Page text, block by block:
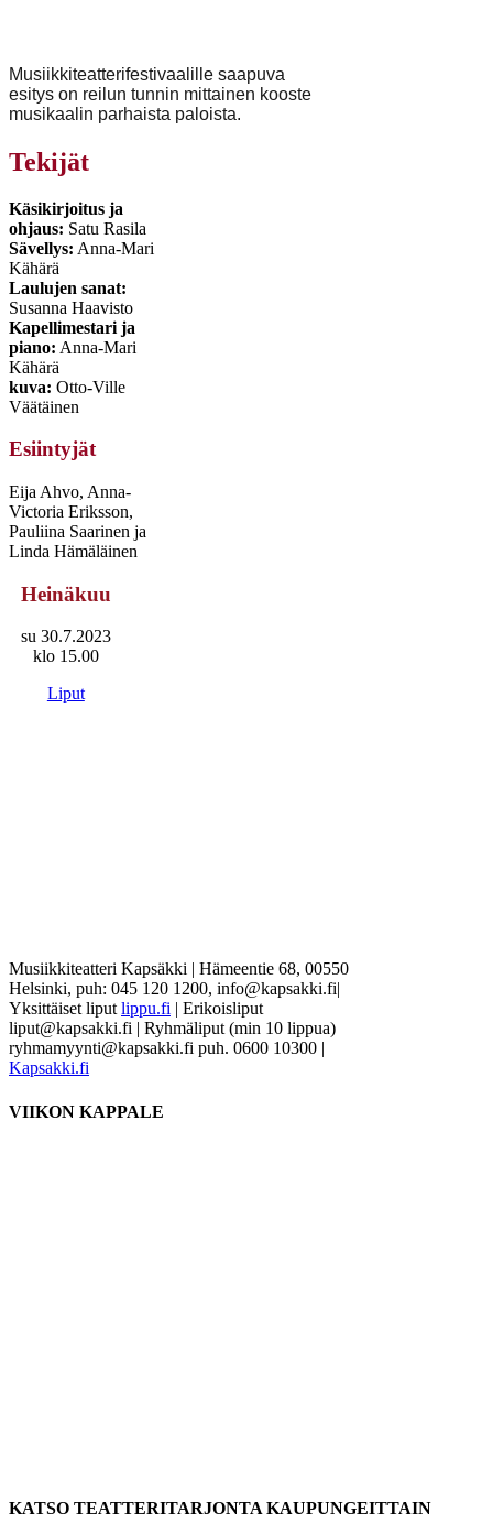
Musiikkiteatterifestivaalille saapuva
esitys on reilun tunnin mittainen kooste
musikaalin parhaista paloista.
Tekijät
Käsikirjoitus ja
ohjaus: Satu Rasila
Sävellys: Anna-Mari
Kähärä
Laulujen sanat:
Susanna Haavisto
Kapellimestari ja
piano: Anna-Mari
Kähärä
kuva: Otto-Ville
Väätäinen
Esiintyjät
Eija Ahvo, Anna-
Victoria Eriksson,
Pauliina Saarinen ja
Linda Hämäläinen
Heinäkuu
su 30.7.2023
klo 15.00
Liput
Musiikkiteatteri Kapsäkki | Hämeentie 68, 00550
Helsinki, puh: 045 120 1200, info@kapsakki.fi|
Yksittäiset liput lippu.fi | Erikoisliput
liput@kapsakki.fi | Ryhmäliput (min 10 lippua)
ryhmamyynti@kapsakki.fi puh. 0600 10300 |
Kapsakki.fi
VIIKON KAPPALE
KATSO TEATTERITARJONTA KAUPUNGEITTAIN